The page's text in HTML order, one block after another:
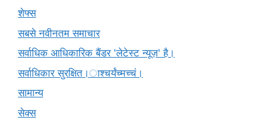
शेफ्स
सबसे नवीनतम समाचार
सर्वाधिक आधिकारिक बैंडर 'लेटेस्ट न्यूज़' है।
सर्वाधिकार सुरक्षित।ाश्चर्यंच्मच्चं।
सामान्य
सेक्स